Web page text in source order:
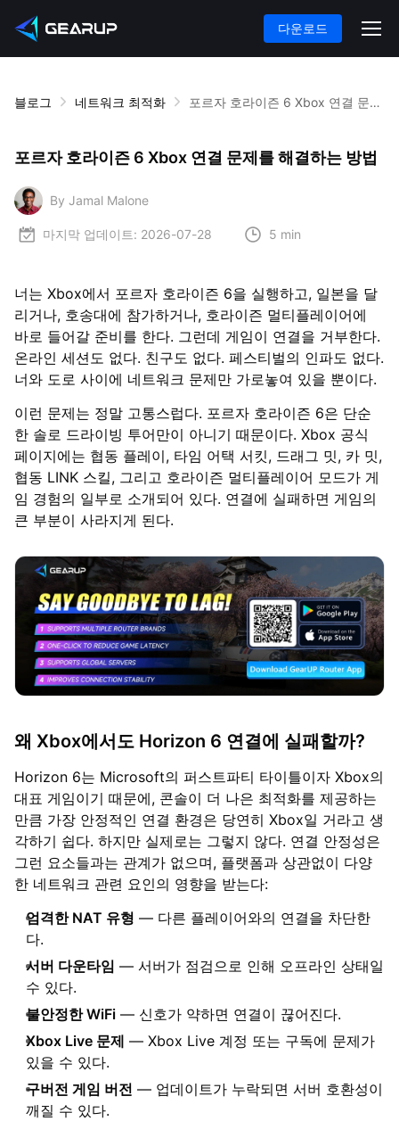
다운로드
블로그 네트워크 최적화 포르자 호라이즌 6 Xbox 연결 문제를 해결하는 방법
포르자 호라이즌 6 Xbox 연결 문제를 해결하는 방법
By Jamal Malone
마지막 업데이트: 2026-07-28 5 min
너는 Xbox에서 포르자 호라이즌 6을 실행하고, 일본을 달
리거나, 호송대에 참가하거나, 호라이즌 멀티플레이어에
바로 들어갈 준비를 한다. 그런데 게임이 연결을 거부한다.
온라인 세션도 없다. 친구도 없다. 페스티벌의 인파도 없다.
너와 도로 사이에 네트워크 문제만 가로놓여 있을 뿐이다.
이런 문제는 정말 고통스럽다. 포르자 호라이즌 6은 단순
한 솔로 드라이빙 투어만이 아니기 때문이다. Xbox 공식
페이지에는 협동 플레이, 타임 어택 서킷, 드래그 밋, 카 밋,
협동 LINK 스킬, 그리고 호라이즌 멀티플레이어 모드가 게
임 경험의 일부로 소개되어 있다. 연결에 실패하면 게임의
큰 부분이 사라지게 된다.
왜 Xbox에서도 Horizon 6 연결에 실패할까?
Horizon 6는 Microsoft의 퍼스트파티 타이틀이자 Xbox의
대표 게임이기 때문에, 콘솔이 더 나은 최적화를 제공하는
만큼 가장 안정적인 연결 환경은 당연히 Xbox일 거라고 생
각하기 쉽다. 하지만 실제로는 그렇지 않다. 연결 안정성은
그런 요소들과는 관계가 없으며, 플랫폼과 상관없이 다양
한 네트워크 관련 요인의 영향을 받는다:
엄격한 NAT 유형 — 다른 플레이어와의 연결을 차단한
다.
서버 다운타임 — 서버가 점검으로 인해 오프라인 상태일
수 있다.
불안정한 WiFi — 신호가 약하면 연결이 끊어진다.
Xbox Live 문제 — Xbox Live 계정 또는 구독에 문제가
있을 수 있다.
구버전 게임 버전 — 업데이트가 누락되면 서버 호환성이
깨질 수 있다.